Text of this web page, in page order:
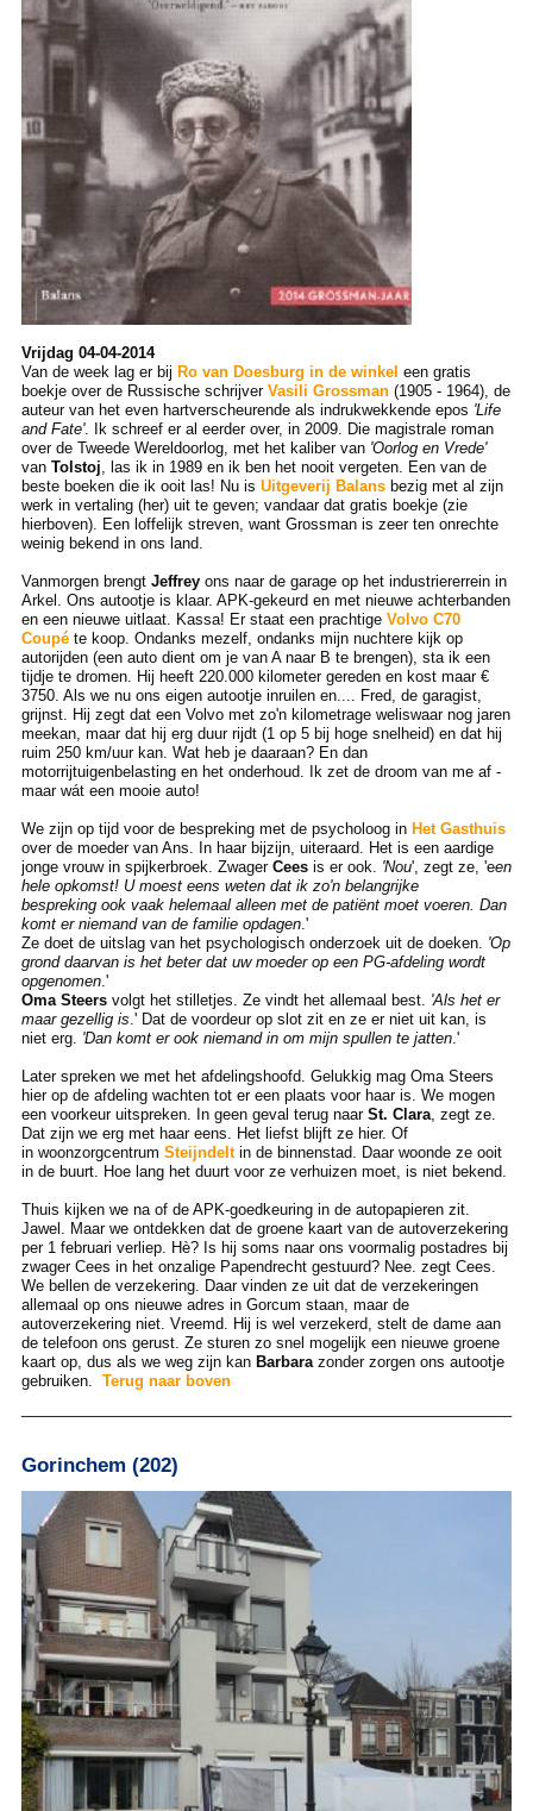
Vrijdag 04-04-2014
Van de week lag er bij Ro van Doesburg in de winkel een gratis
boekje over de Russische schrijver Vasili Grossman(1905 - 1964), de
auteur van het even hartverscheurende als indrukwekkende epos 'Life
and Fate'. Ik schreef er al eerder over, in 2009. Die magistrale roman
over de Tweede Wereldoorlog, met het kaliber van 'Oorlog en Vrede'
van Tolstoj, las ik in 1989 en ik ben het nooit vergeten. Een van de
beste boeken die ik ooit las! Nu is Uitgeverij Balansbezig met al zijn
werk in vertaling (her) uit te geven; vandaar dat gratis boekje (zie
hierboven). Een loffelijk streven, want Grossman is zeer ten onrechte
weinig bekend in ons land.
Vanmorgen brengt Jeffreyons naar de garage op het industriererrein in
Arkel. Ons autootje is klaar. APK-gekeurd en met nieuwe achterbanden
en een nieuwe uitlaat. Kassa! Er staat een prachtige Volvo C70
Coupéte koop. Ondanks mezelf, ondanks mijn nuchtere kijk op
autorijden (een auto dient om je van A naar B te brengen), sta ik een
tijdje te dromen. Hij heeft 220.000 kilometer gereden en kost maar €
3750. Als we nu ons eigen autootje inruilen en.... Fred, de garagist,
grijnst. Hij zegt dat een Volvo met zo'n kilometrage weliswaar nog jaren
meekan, maar dat hij erg duur rijdt (1 op 5 bij hoge snelheid) en dat hij
ruim 250 km/uur kan. Wat heb je daaraan? En dan
motorrijtuigenbelasting en het onderhoud. Ik zet de droom van me af -
maar wát een mooie auto!
We zijn op tijd voor de bespreking met de psycholoog in Het Gasthuis
over de moeder van Ans. In haar bijzijn, uiteraard. Het is een aardige
jonge vrouw in spijkerbroek. Zwager Ceesis er ook. 'Nou', zegt ze, 'een
hele opkomst! U moest eens weten dat ik zo'n belangrijke
bespreking ook vaak helemaal alleen met de patiënt moet voeren. Dan
komt er niemand van de familie opdagen.'
Ze doet de uitslag van het psychologisch onderzoek uit de doeken. 'Op
grond daarvan is het beter dat uw moeder op een PG-afdeling wordt
opgenomen.'
Oma Steersvolgt het stilletjes. Ze vindt het allemaal best. 'Als het er
maar gezellig is.' Dat de voordeur op slot zit en ze er niet uit kan, is
niet erg. 'Dan komt er ook niemand in om mijn spullen te jatten.'
Later spreken we met het afdelingshoofd. Gelukkig mag Oma Steers
hier op de afdeling wachten tot er een plaats voor haar is. We mogen
een voorkeur uitspreken. In geen geval terug naar St. Clara, zegt ze.
Dat zijn we erg met haar eens. Het liefst blijft ze hier. Of
in woonzorgcentrum Steijndeltin de binnenstad. Daar woonde ze ooit
in de buurt. Hoe lang het duurt voor ze verhuizen moet, is niet bekend.
Thuis kijken we na of de APK-goedkeuring in de autopapieren zit.
Jawel. Maar we ontdekken dat de groene kaart van de autoverzekering
per 1 februari verliep. Hè? Is hij soms naar ons voormalig postadres bij
zwager Cees in het onzalige Papendrecht gestuurd? Nee. zegt Cees.
We bellen de verzekering. Daar vinden ze uit dat de verzekeringen
allemaal op ons nieuwe adres in Gorcum staan, maar de
autoverzekering niet. Vreemd. Hij is wel verzekerd, stelt de dame aan
de telefoon ons gerust. Ze sturen zo snel mogelijk een nieuwe groene
kaart op, dus als we weg zijn kan Barbarazonder zorgen ons autootje
gebruiken. Terug naar boven
Gorinchem (202)